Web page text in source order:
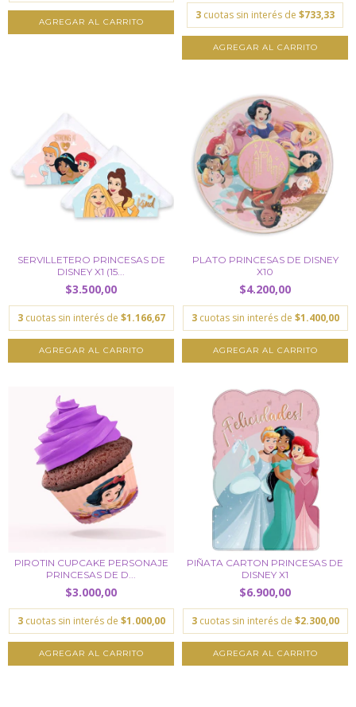
3 cuotas sin interés de $733,33
SERVILLETERO PRINCESAS DE
DISNEY X1 (15...
$3.500,00
3 cuotas sin interés de $1.166,67
PLATO PRINCESAS DE DISNEY
X10
$4.200,00
3 cuotas sin interés de $1.400,00
PIROTIN CUPCAKE PERSONAJE
PRINCESAS DE D...
$3.000,00
3 cuotas sin interés de $1.000,00
PIÑATA CARTON PRINCESAS DE
DISNEY X1
$6.900,00
3 cuotas sin interés de $2.300,00